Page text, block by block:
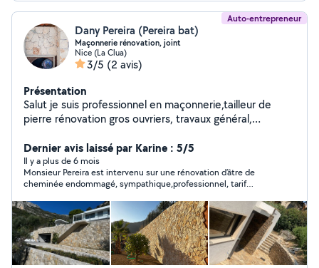
Auto-entrepreneur
Dany Pereira (Pereira bat)
Maçonnerie rénovation, joint
Nice (La Clua)
3/5 (2 avis)
Présentation
Salut je suis professionnel en maçonnerie,tailleur de
pierre rénovation gros ouvriers, travaux général,
Dernier avis laissé par Karine : 5/5
Il y a plus de 6 mois
Monsieur Pereira est intervenu sur une rénovation d’âtre de
cheminée endommagé, sympathique,professionnel, tarif